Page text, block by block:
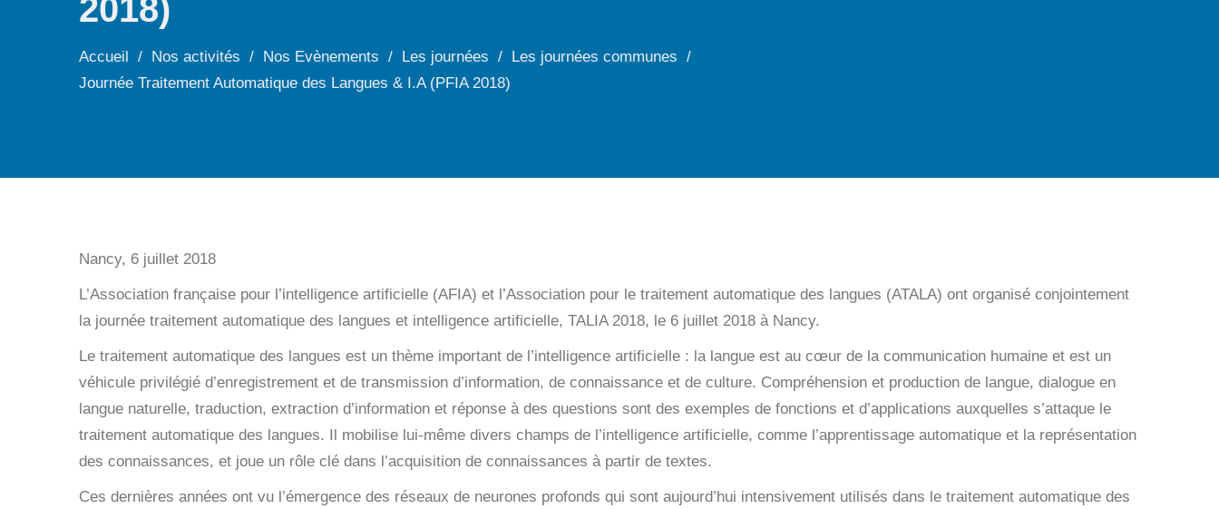
2018)
Accueil Nos activités Nos Evènements Les journées
Les journées communes
Journée Traitement Automatique des Langues & I.A (PFIA 2018)
Nancy, 6 juillet 2018
L’Association française pour l’intelligence artificielle (AFIA) et l’Association pour le traitement automatique des langues (ATALA) ont organisé conjointement
la journée traitement automatique des langues et intelligence artificielle, TALIA 2018, le 6 juillet 2018 à Nancy.
Le traitement automatique des langues est un thème important de l’intelligence artificielle : la langue est au cœur de la communication humaine et est un
véhicule privilégié d’enregistrement et de transmission d’information, de connaissance et de culture. Compréhension et production de langue, dialogue en
langue naturelle, traduction, extraction d’information et réponse à des questions sont des exemples de fonctions et d’applications auxquelles s’attaque le
traitement automatique des langues. Il mobilise lui-même divers champs de l’intelligence artificielle, comme l’apprentissage automatique et la représentation
des connaissances, et joue un rôle clé dans l’acquisition de connaissances à partir de textes.
Ces dernières années ont vu l’émergence des réseaux de neurones profonds qui sont aujourd’hui intensivement utilisés dans le traitement automatique des